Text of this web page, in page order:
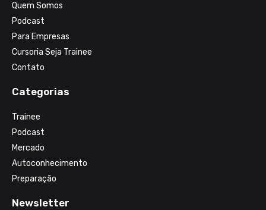
Quem Somos
Podcast
Para Empresas
Cursoria Seja Trainee
Contato
Categorias
Trainee
Podcast
Mercado
Autoconhecimento
Preparação
Newsletter